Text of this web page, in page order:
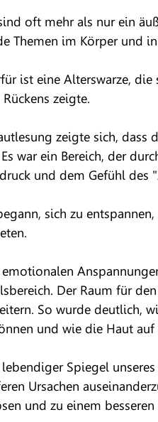
oft mehr als nur ein
Themen im Körper und
ist eine Alterswarze,
zeigte.
zeigte sich, dass
war ein Bereich, der
und dem Gefühl des
sich zu
Der Raum für
So wurde deutlich,
und wie die Haut
Spiegel
Ursachen
und zu einem